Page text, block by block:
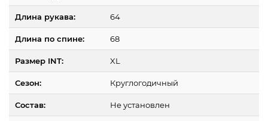
Длина рукава: 64
Длина по спине: 68
Размер INT: XL
Сезон: Круглогодичный
Состав: Не установлен